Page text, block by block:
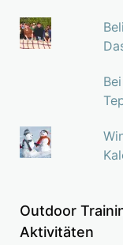
Outdoor
Aktivitäten